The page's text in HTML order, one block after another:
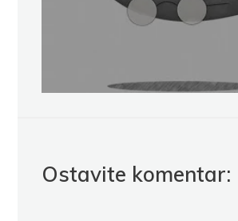
Ostavite komentar: